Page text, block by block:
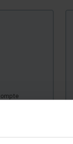
Vos
votre
aux
vous de